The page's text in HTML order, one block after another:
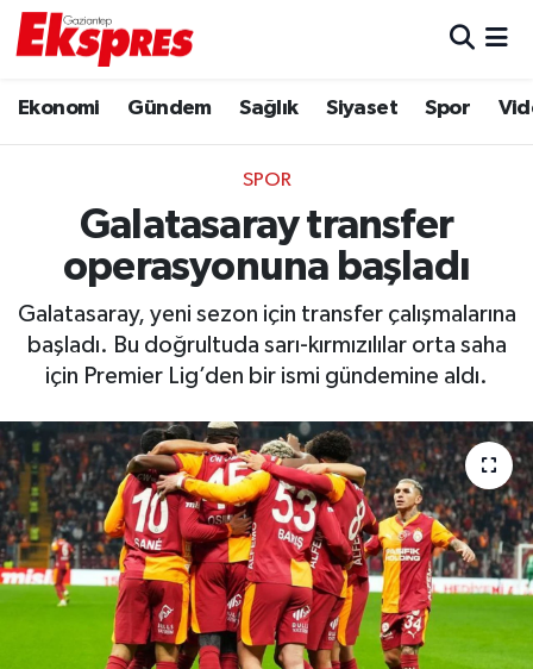
Ekonomi Gündem Sağlık Siyaset Spor
SPOR
Galatasaray transfer
operasyonuna başladı
Galatasaray, yeni sezon için transfer çalışmalarına
başladı. Bu doğrultuda sarı-kırmızılılar orta saha
için Premier Lig’den bir ismi gündemine aldı.
Ekonomi
Gaziantep son dakika
Genel
Gündem
Kültür Sanat
Magazin
Müzik
Piyasa
Trafik Durumu
Puan Durumu ve Fikstür
Tüm Manşetler
Son Dakika Haberleri